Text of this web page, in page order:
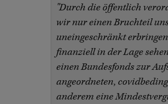
"Durch die öffentlich
wir nur einen Bruchteil
uneingeschränkt
finanziell in der Lage
einen Bundesfonds zur
angeordneten,
anderem eine